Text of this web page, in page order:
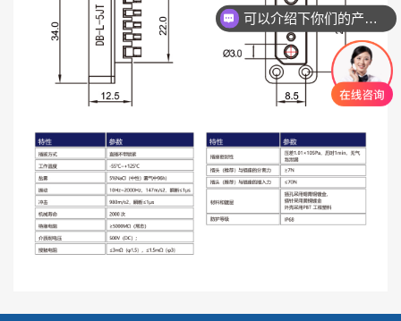
可以介绍下你们的产品么